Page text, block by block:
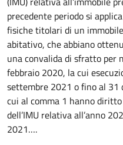
precedente periodo si
fisiche titolari di un
abitativo, che abbiano
una convalida di sfratto per
febbraio 2020, la cui
settembre 2021 o fino al
cui al comma 1 hanno
dell’IMU relativa all’anno
2021….